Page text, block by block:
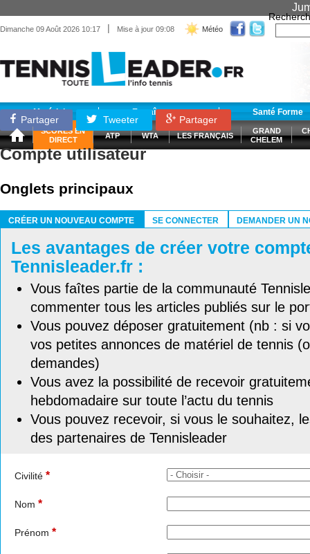
Dimanche 09 Août 2026 10:17 | Mise à jour 09:08 Météo
Matériel Entraînement Santé Forme
SCORES EN
DIRECT
ATP WTA LES FRANÇAIS
GRAND
CHELEM
Partager Tweeter Partager
Compte utilisateur
Onglets principaux
CRÉER UN NOUVEAU COMPTE
SE CONNECTER DEMANDER UN
Les avantages de créer votre
Tennisleader.fr :
Vous faîtes partie de la communauté
commenter tous les articles publiés sur le
Vous pouvez déposer gratuitement (nb : si
vos petites annonces de matériel de tennis
demandes)
Vous avez la possibilité de recevoir
hebdomadaire sur toute l’actu du tennis
Vous pouvez recevoir, si vous le souhaitez,
des partenaires de Tennisleader
Civilité *
Nom *
Prénom *